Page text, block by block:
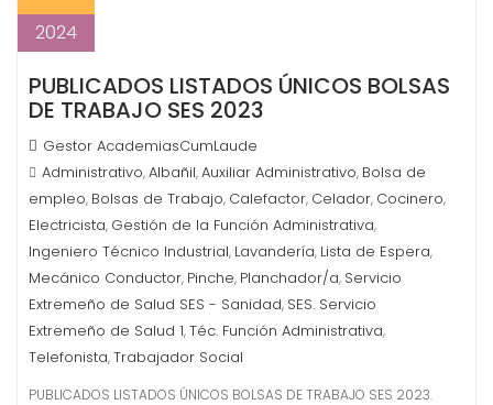
2024
PUBLICADOS LISTADOS ÚNICOS BOLSAS
DE TRABAJO SES 2023
Gestor AcademiasCumLaude
Administrativo,Albañil,Auxiliar Administrativo, Bolsa de
empleo, Bolsas de Trabajo, Calefactor, Celador, Cocinero,
Electricista, Gestión de la Función Administrativa,
Ingeniero Técnico Industrial, Lavandería, Lista de Espera,
Mecánico Conductor, Pinche, Planchador/a, Servicio
Extremeño de Salud SES - Sanidad, SES. Servicio
Extremeño de Salud 1,Téc. Función Administrativa,
Telefonista,Trabajador Social
PUBLICADOS LISTADOS ÚNICOS BOLSAS DE TRABAJO SES 2023.